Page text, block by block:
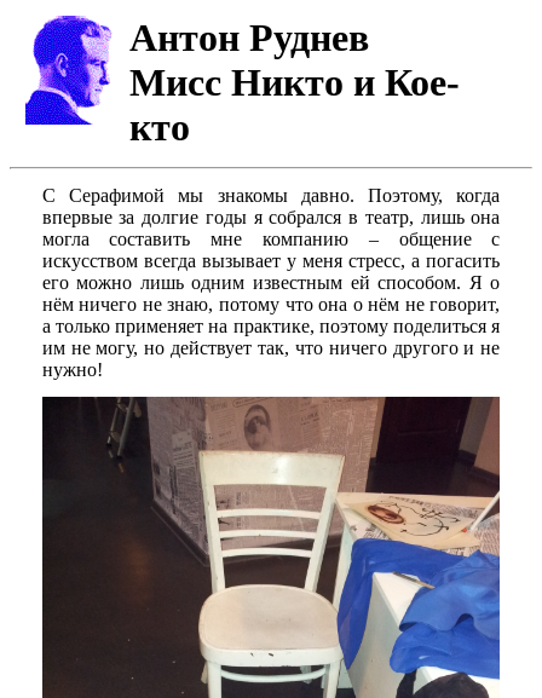
Антон Руднев
Мисс Никто и Кое-
кто
С Серафимой мы знакомы давно. Поэтому, когда
впервые за долгие годы я собрался в театр, лишь она
могла составить мне компанию – общение с
искусством всегда вызывает у меня стресс, а погасить
его можно лишь одним известным ей способом. Я о
нём ничего не знаю, потому что она о нём не говорит,
а только применяет на практике, поэтому поделиться я
им не могу, но действует так, что ничего другого и не
нужно!